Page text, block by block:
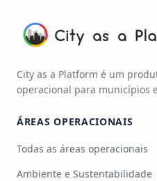
City as a Platform é um
operacional para municípios
ÁREAS OPERACIONAIS
Todas as áreas operacionais
Ambiente e Sustentabilidade